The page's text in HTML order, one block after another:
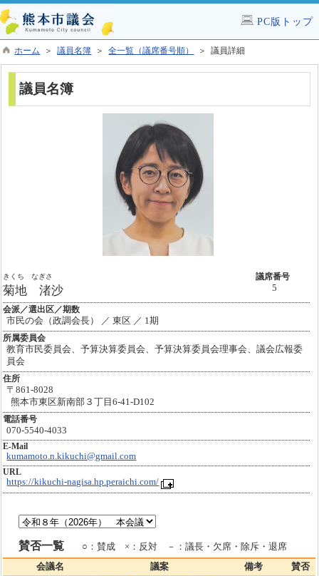
PC版トップ
ホーム ＞議員名簿 ＞全一覧（議席番号順） ＞ 議員詳細
議員名簿
きくち なぎさ
菊地 渚沙
議席番号
5
会派／選出区／期数
市民の会（政調会長） ／ 東区 ／ 1期
所属委員会
教育市民委員会、予算決算委員会、予算決算委員会理事会、議会広報委
員会
住所
〒861-8028
熊本市東区新南部３丁目6-41-D102
電話番号
070-5540-4033
E-Mail
kumamoto.n.kikuchi@gmail.com
URL
https://kikuchi-nagisa.hp.peraichi.com/
賛否一覧 ○：賛成 ×：反対 －：議長・欠席・除斥・退席
会議名 議案 備考 賛否